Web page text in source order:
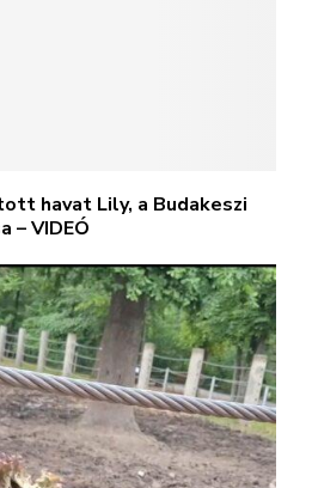
havat Lily, a Budakeszi
– VIDEÓ